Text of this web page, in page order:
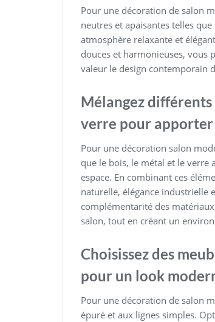
Pour une décoration de salon
neutres et apaisantes telles
atmosphère relaxante et
douces et harmonieuses, vous
valeur le design contemporain
Mélangez
verre pour
Pour une décoration salon
que le bois, le métal et le verre
espace. En combinant ces
naturelle, élégance industrielle
complémentarité des
salon, tout en créant un
Choisissez des
pour un look
Pour une décoration de salon
épuré et aux lignes simples.